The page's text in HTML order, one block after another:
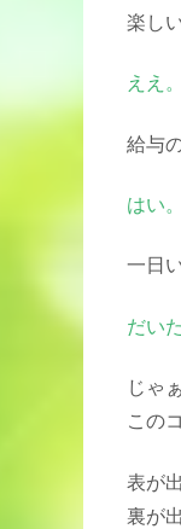
楽し
ええ。
給与
はい。
一日
だい
じゃ
この
表が
裏が